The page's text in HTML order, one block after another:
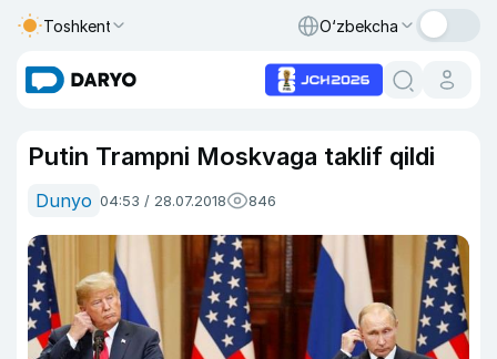
Toshkent O‘zbekcha
Putin Trampni Moskvaga taklif qildi
Dunyo 04:53 / 28.07.2018 846